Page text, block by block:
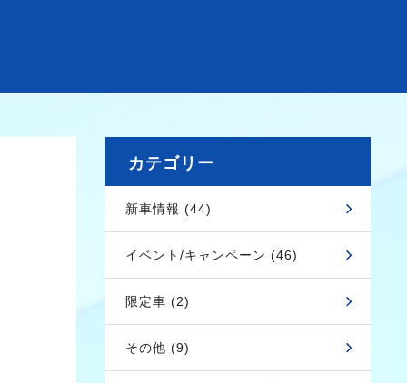
カテゴリー
新車情報 (44)
イベント/キャンペーン (46)
限定車 (2)
その他 (9)